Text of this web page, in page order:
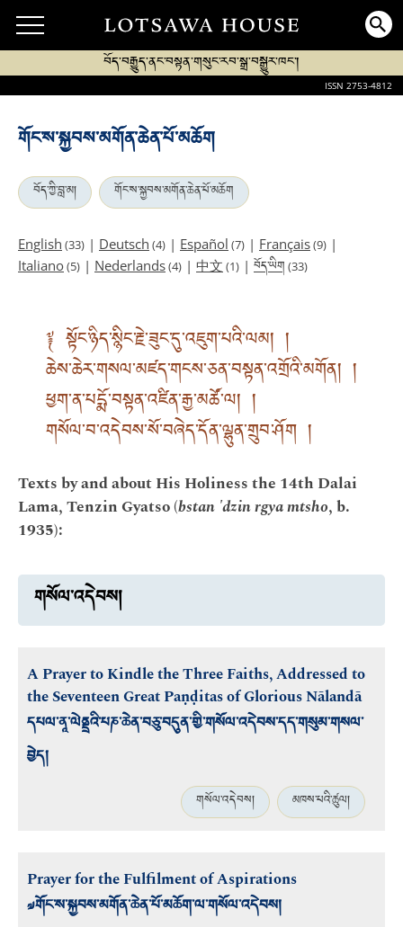
བོད་བརྒྱུད་ནང་བསྟན་གསུང་རབ་སྒྲ་བསྒྱུར་ཁང་།
ISSN 2753-4812
གོང་ས་སྐྱབས་མགོན་ཆེན་པོ་མཆོག
བོད་ཀྱི་བླ་མ། གོང་ས་སྐྱབས་མགོན་ཆེན་པོ་མཆོག
English (33) | Deutsch (4) | Español (7) | Français(9) |
Italiano(5) | Nederlands(4) | 中文 (1) | བོད་ཡིག (33)
༈ སྟོང་ཉིད་སྙིང་རྗེ་ཟུང་དུ་འཇུག་པའི་ལམ། །
ཆེས་ཆེར་གསལ་མཛད་གངས་ཅན་བསྟན་འགྲོའི་མགོན། །
ཕྱག་ན་པདྨོ་བསྟན་འཛིན་རྒྱ་མཚོ་ལ། །
གསོལ་བ་འདེབས་སོ་བཞེད་དོན་ལྷུན་གྲུབ་ཤོག །
Texts by and about His Holiness the 14th Dalai
Lama, Tenzin Gyatso (bstan 'dzin rgya mtsho, b.
1935):
གསོལ་འདེབས།
A Prayer to Kindle the Three Faiths, Addressed to
the Seventeen Great Paṇḍitas of Glorious Nālandā
དཔལ་ནཱ་ལེནྡྲའི་པཎ་ཆེན་བཅུ་བདུན་གྱི་གསོལ་འདེབས་དད་གསུམ་གསལ་
བྱེད།
གསོལ་འདེབས། མཁས་པའི་ཚུལ།
Prayer for the Fulfilment of Aspirations
༧གོང་ས་སྐྱབས་མགོན་ཆེན་པོ་མཆོག་ལ་གསོལ་འདེབས།